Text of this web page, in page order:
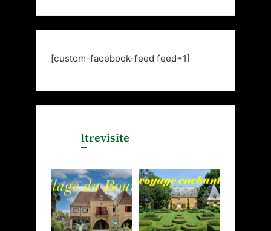
[custom-facebook-feed feed=1]
ltrevisite